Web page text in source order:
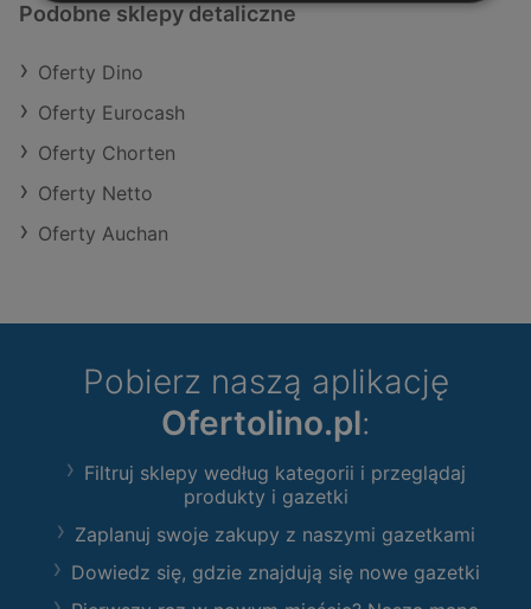
Podobne sklepy detaliczne
Oferty Dino
Oferty Eurocash
Oferty Chorten
Oferty Netto
Oferty Auchan
Pobierz naszą aplikację
Ofertolino.pl:
Filtruj sklepy według kategorii i przeglądaj
produkty i gazetki
Zaplanuj swoje zakupy z naszymi gazetkami
Dowiedz się, gdzie znajdują się nowe gazetki